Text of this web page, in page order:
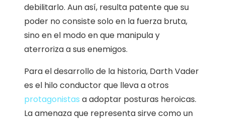
debilitarlo. Aun así, resulta patente que su
poder no consiste solo en la fuerza bruta,
sino en el modo en que manipula y
aterroriza a sus enemigos.
Para el desarrollo de la historia, Darth Vader
es el hilo conductor que lleva a otros
protagonistas a adoptar posturas heroicas.
La amenaza que representa sirve como un